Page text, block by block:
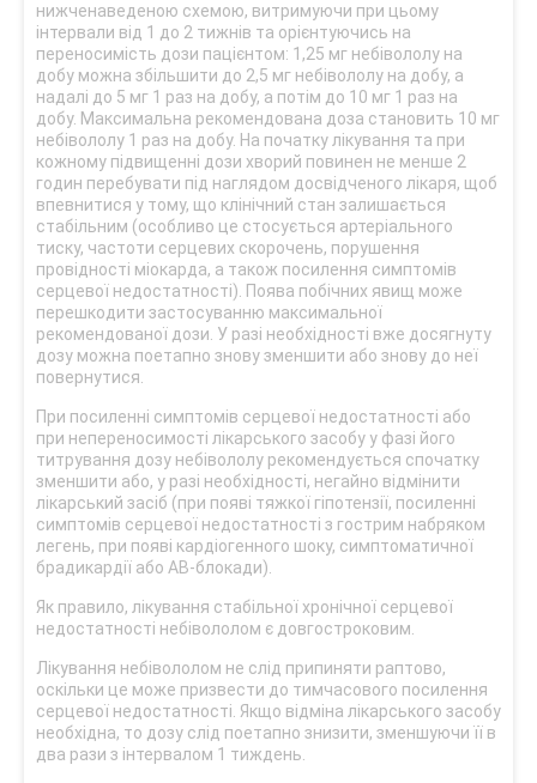
нижченаведеною схемою, витримуючи при цьому
інтервали від 1 до 2 тижнів та орієнтуючись на
переносимість дози пацієнтом: 1,25 мг небівололу на
добу можна збільшити до 2,5 мг небівололу на добу, а
надалі до 5 мг 1 раз на добу, а потім до 10 мг 1 раз на
добу. Максимальна рекомендована доза становить 10 мг
небівололу 1 раз на добу. На початку лікування та при
кожному підвищенні дози хворий повинен не менше 2
годин перебувати під наглядом досвідченого лікаря, щоб
впевнитися у тому, що клінічний стан залишається
стабільним (особливо це стосується артеріального
тиску, частоти серцевих скорочень, порушення
провідності міокарда, а також посилення симптомів
серцевої недостатності). Поява побічних явищ може
перешкодити застосуванню максимальної
рекомендованої дози. У разі необхідності вже досягнуту
дозу можна поетапно знову зменшити або знову до неї
повернутися.
При посиленні симптомів серцевої недостатності або
при непереносимості лікарського засобу у фазі його
титрування дозу небівололу рекомендується спочатку
зменшити або, у разі необхідності, негайно відмінити
лікарський засіб (при появі тяжкої гіпотензії, посиленні
симптомів серцевої недостатності з гострим набряком
легень, при появі кардіогенного шоку, симптоматичної
брадикардії або АВ-блокади).
Як правило, лікування стабільної хронічної серцевої
недостатності небівололом є довгостроковим.
Лікування небівололом не слід припиняти раптово,
оскільки це може призвести до тимчасового посилення
серцевої недостатності. Якщо відміна лікарського засобу
необхідна, то дозу слід поетапно знизити, зменшуючи її в
два рази з інтервалом 1 тиждень.